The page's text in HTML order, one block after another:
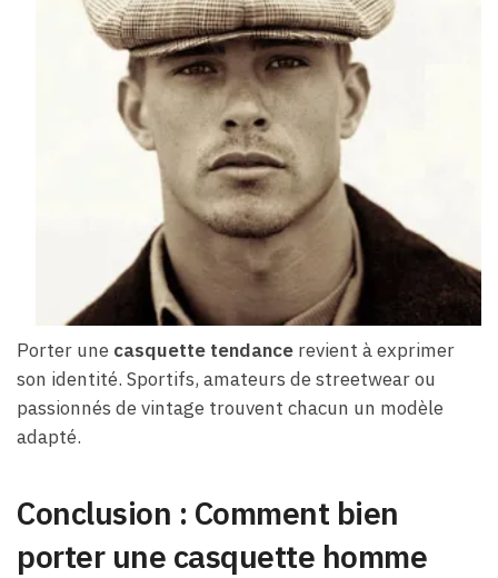
Porter une casquette tendance revient à exprimer
son identité. Sportifs, amateurs de streetwear ou
passionnés de vintage trouvent chacun un modèle
adapté.
Conclusion : Comment bien
porter une casquette homme